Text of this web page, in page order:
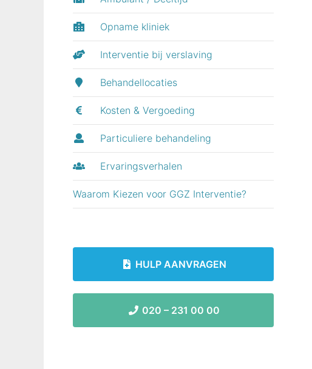
Opname kliniek
Interventie bij verslaving
Behandellocaties
Kosten & Vergoeding
Particuliere behandeling
Ervaringsverhalen
Waarom Kiezen voor GGZ Interventie?
HULP AANVRAGEN
020 – 231 00 00